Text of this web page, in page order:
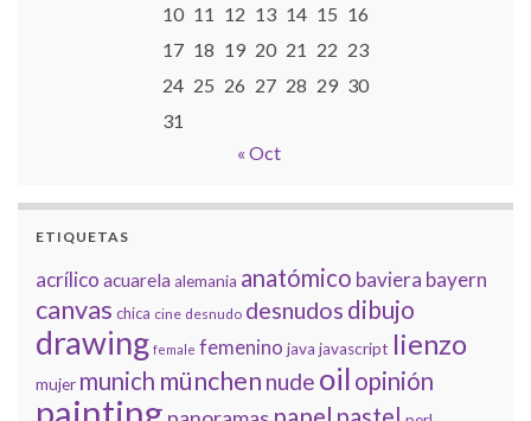
10 11 12 13 14 15 16
17 18 19 20 21 22 23
24 25 26 27 28 29 30
31
« Oct
ETIQUETAS
acrílico acuarela alemania anatómico baviera bayern
canvas chica cine desnudo desnudos dibujo
drawing female femenino java javascript lienzo
mujer munich münchen nude oil opinión
painting